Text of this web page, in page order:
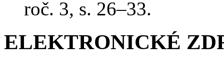
roč. 3, s. 26–33.
ELEKTRONICKÉ